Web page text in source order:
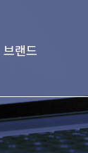
브랜드
궁중비책